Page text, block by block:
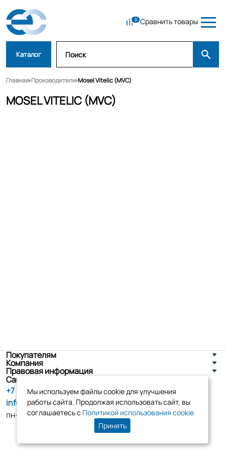
Сравнить товары
Каталог
Главная Производители Mosel Vitelic (MVC)
MOSEL VITELIC (MVC)
Покупателям
Компания
Правовая информация
Санкт-Петербург, ул. Новоселов д. 8
+7 (800) 555-86-90
info@tk-elko.ru
пн-пт, 10:00 - 18:00
Мы используем файлы cookie для улучшения
работы сайта. Продолжая использовать сайт, вы
соглашаетесь с Политикой использования cookie
Принять